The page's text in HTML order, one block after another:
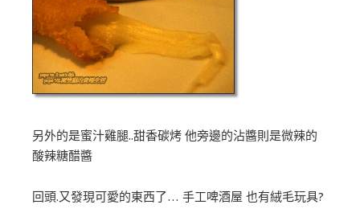
另外的是蜜汁雞腿..甜香碳烤 他旁邊的沾醬則是微辣的
酸辣糖醋醬
回頭.又發現可愛的東西了… 手工啤酒屋 也有絨毛玩具?